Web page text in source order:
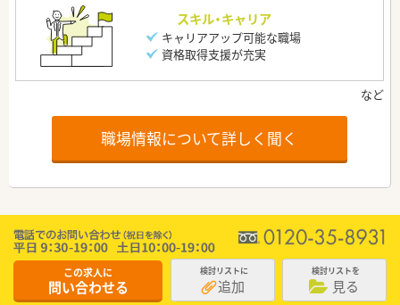
スキル・キャリア
キャリアアップ可能な職場
資格取得支援が充実
職場情報について詳しく聞く
この求人に
問い合わせる
検討リストに
追加
検討リストを
見る